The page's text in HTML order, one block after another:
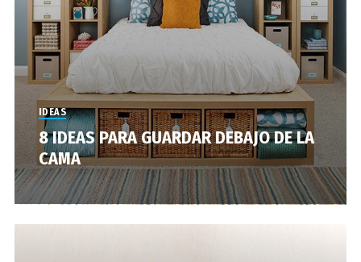
IDEAS
8 IDEAS PARA GUARDAR DEBAJO DE LA
CAMA